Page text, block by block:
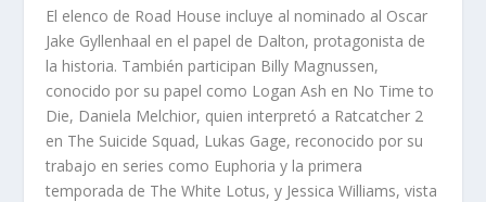
El elenco de Road House incluye al nominado al Oscar
Jake Gyllenhaal en el papel de Dalton, protagonista de
la historia. También participan Billy Magnussen,
conocido por su papel como Logan Ash en No Time to
Die, Daniela Melchior, quien interpretó a Ratcatcher 2
en The Suicide Squad, Lukas Gage, reconocido por su
trabajo en series como Euphoria y la primera
temporada de The White Lotus, y Jessica Williams, vista